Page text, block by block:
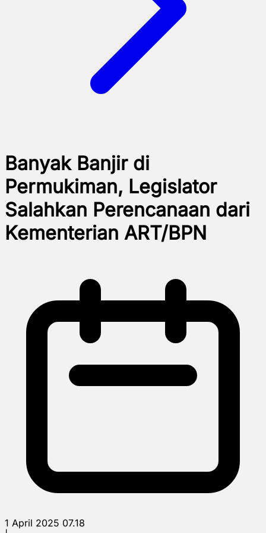
Banyak Banjir di
Permukiman, Legislator
Salahkan Perencanaan dari
Kementerian ART/BPN
1 April 2025 07.18